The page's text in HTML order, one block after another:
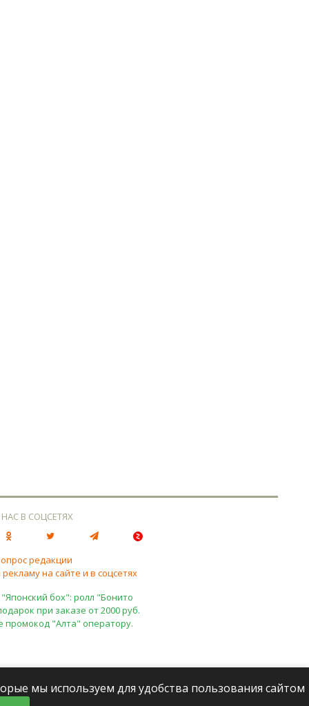
В СОЦСЕТЯХ
редакции
на сайте и в соцсетях
бох": ролл "Бонито
при заказе от 2000 руб.
промокод "Алта" оператору.
мы используем для удобства пользования сайтом